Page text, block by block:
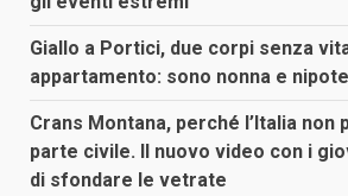
Giallo a Portici, due corpi senza
appartamento: sono nonna e nipote
Crans Montana, perché l’Italia
parte civile. Il nuovo video con i
di sfondare le vetrate